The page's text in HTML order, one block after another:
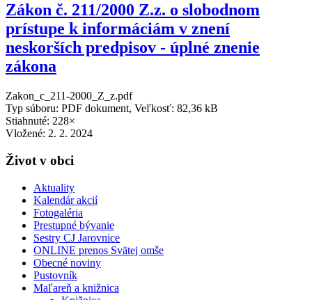
Zákon č. 211/2000 Z.z. o slobodnom
prístupe k informáciám v znení
neskorších predpisov - úplné znenie
zákona
Zakon_c_211-2000_Z_z.pdf
Typ súboru: PDF dokument, Veľkosť: 82,36 kB
Stiahnuté: 228×
Vložené: 2. 2. 2024
Život v obci
Aktuality
Kalendár akcií
Fotogaléria
Prestupné bývanie
Sestry CJ Jarovnice
ONLINE prenos Svätej omše
Obecné noviny
Pustovník
Maľareň a knižnica